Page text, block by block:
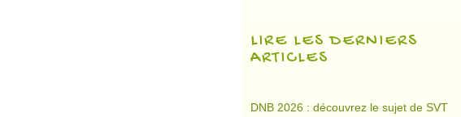
LIRE LES DERNIERS
ARTICLES
DNB 2026 : découvrez le sujet de SVT